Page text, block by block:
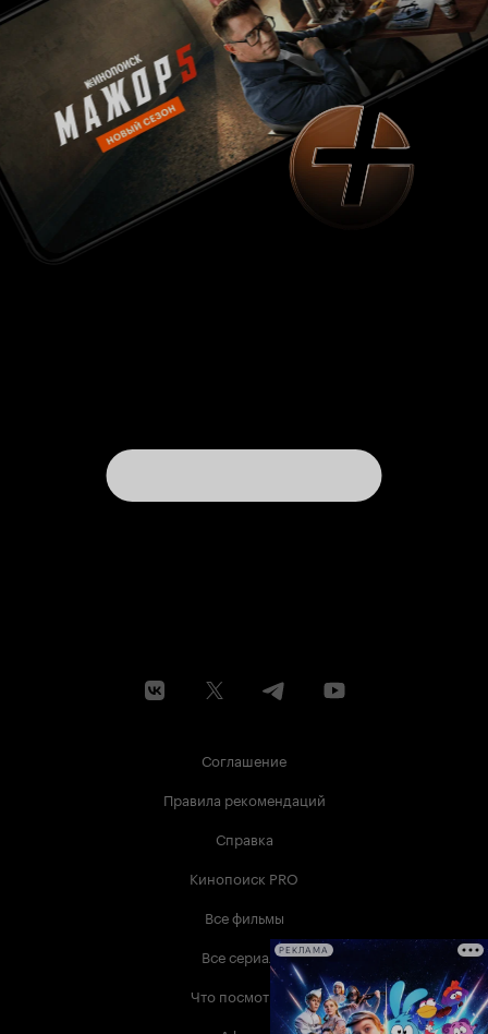
Соглашение
Правила рекомендаций
Справка
Кинопоиск PRO
Все фильмы
Все сериалы
Что посмотреть
РЕКЛАМА